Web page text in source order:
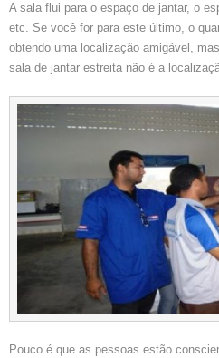
A sala flui para o espaço de jantar, o
etc. Se você for para este último, o
obtendo uma localização amigável,
sala de jantar estreita não é a
Pouco é que as pessoas estão